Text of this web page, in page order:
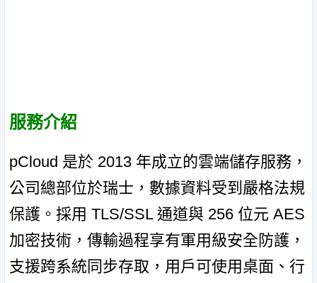
服務介紹
pCloud 是於 2013 年成立的雲端儲存服務，
公司總部位於瑞士，數據資料受到嚴格法規
保護。採用 TLS/SSL 通道與 256 位元 AES
加密技術，傳輸過程享有軍用級安全防護，
支援跨系統同步存取，用戶可使用桌面、行